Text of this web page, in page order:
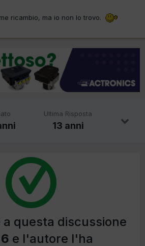
ricambio, ma io non lo trovo.
Ultima Risposta
13 anni
a questa discussione
6 e l'autore l'ha